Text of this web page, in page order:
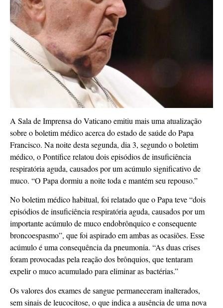
A Sala de Imprensa do Vaticano emitiu mais uma atualização
sobre o boletim médico acerca do estado de saúde do Papa
Francisco. Na noite desta segunda, dia 3, segundo o boletim
médico, o Pontífice relatou dois episódios de insuficiência
respiratória aguda, causados por um acúmulo significativo de
muco. “O Papa dormiu a noite toda e mantém seu repouso.”
No boletim médico habitual, foi relatado que o Papa teve “dois
episódios de insuficiência respiratória aguda, causados por um
importante acúmulo de muco endobrônquico e consequente
broncoespasmo”, que foi aspirado em ambas as ocasiões. Esse
acúmulo é uma consequência da pneumonia. “As duas crises
foram provocadas pela reação dos brônquios, que tentaram
expelir o muco acumulado para eliminar as bactérias.”
Os valores dos exames de sangue permaneceram inalterados,
sem sinais de leucocitose, o que indica a ausência de uma nova